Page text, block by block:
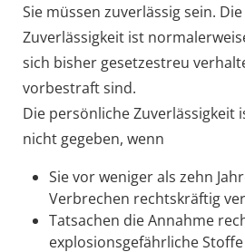
Sie müssen zuverlässig sein.
Zuverlässigkeit ist
sich bisher gesetzestreu
vorbestraft sind.
Die persönliche Zuverlässigkeit
nicht gegeben, wenn
Sie vor weniger als zehn
Verbrechen rechtskräftig
Tatsachen die Annahme
explosionsgefährliche